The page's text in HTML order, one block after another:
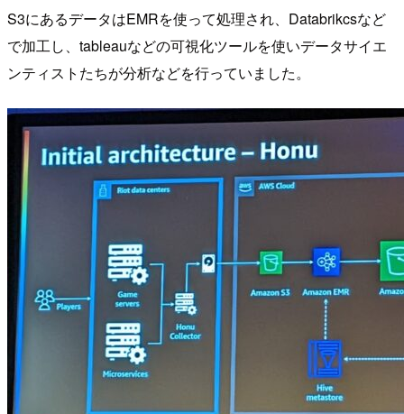
S3にあるデータはEMRを使って処理され、Databrikcsなど
で加工し、tableauなどの可視化ツールを使いデータサイエ
ンティストたちが分析などを行っていました。